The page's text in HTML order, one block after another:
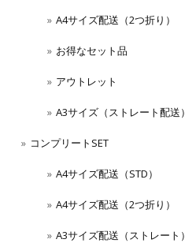
A4サイズ配送（2つ折り）
お得なセット品
アウトレット
A3サイズ（ストレート配送）
コンプリートSET
A4サイズ配送（STD）
A4サイズ配送（2つ折り）
A3サイズ配送（ストレート）